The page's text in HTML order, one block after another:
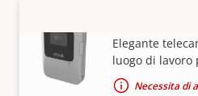
VISUALIZZA
Elegante
luogo di lavoro
Necessita di